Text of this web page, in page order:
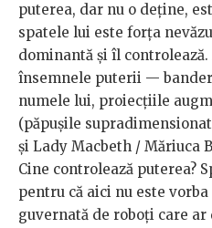
puterea, dar nu o deține,
spatele lui este forța
dominantă și îl
însemnele puterii —
numele lui, proiecțiile
(păpușile
și Lady Macbeth / Măriuca
Cine controlează puterea?
pentru că aici nu este
guvernată de roboți care